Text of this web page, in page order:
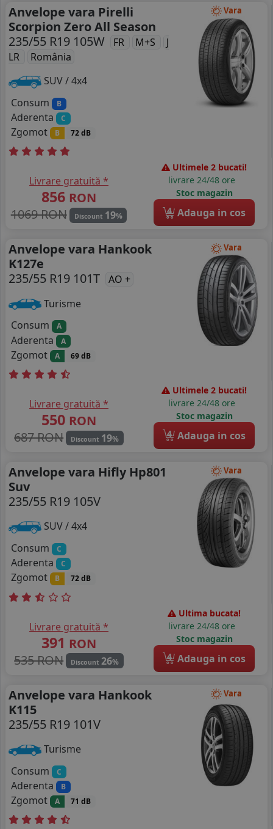
Vara
Anvelope vara Pirelli
Scorpion Zero All Season
235/55 R19 105W
FR M+S
J
LR
România
SUV / 4x4
Consum
B
Aderenta C
Zgomot B 72 dB
Livrare gratuită *
856 RON
1069 RON
Discount 19%
Ultimele 2 bucati!
livrare 24/48 ore
Stoc magazin
4 Adauga in cos
Vara
Anvelope vara Hankook
K127e
235/55 R19 101T
AO +
Turisme
Consum
A
Aderenta A
Zgomot A 69 dB
Livrare gratuită *
550 RON
687 RON
Discount 19%
Ultimele 2 bucati!
livrare 24/48 ore
Stoc magazin
4 Adauga in cos
Vara
Anvelope vara Hifly Hp801
Suv
235/55 R19 105V
SUV / 4x4
Consum
C
Aderenta C
Zgomot B 72 dB
Livrare gratuită *
391 RON
535 RON
Discount 26%
Ultima bucata!
livrare 24/48 ore
Stoc magazin
4 Adauga in cos
Vara
Anvelope vara Hankook
K115
235/55 R19 101V
Turisme
Consum
C
Aderenta B
Zgomot A 71 dB